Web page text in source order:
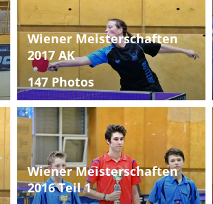
Wiener Meisterschaften
2017 AK
147 Photos
Wiener Meisterschaften
2016 Teil 1